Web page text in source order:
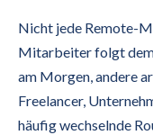
Nicht jede Remote-
Mitarbeiter folgt
am Morgen, andere
Freelancer,
häufig wechselnde